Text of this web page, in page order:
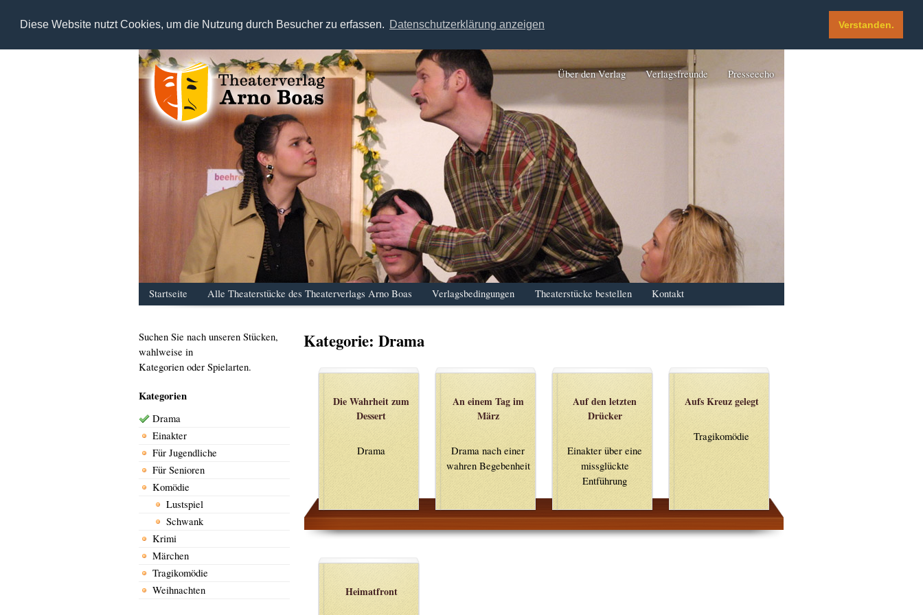
Diese Website nutzt Cookies, um die Nutzung durch Besucher zu erfassen. Datenschutzerklärung anzeigen Verstanden.
Über den Verlag Verlagsfreunde Presseecho
Startseite Alle Theaterstücke des Theaterverlags Arno Boas Verlagsbedingungen Theaterstücke bestellen Kontakt
Suchen Sie nach unseren Stücken,
wahlweise in
Kategorien oder Spielarten.
Kategorien
Drama
Einakter
Für Jugendliche
Für Senioren
Komödie
Lustspiel
Schwank
Krimi
Märchen
Tragikomödie
Weihnachten
Kategorie: Drama
Die Wahrheit zum
Dessert
Drama
An einem Tag im
März
Drama nach einer
wahren Begebenheit
Auf den letzten
Drücker
Einakter über eine
missglückte
Entführung
Aufs Kreuz gelegt
Tragikomödie
Heimatfront